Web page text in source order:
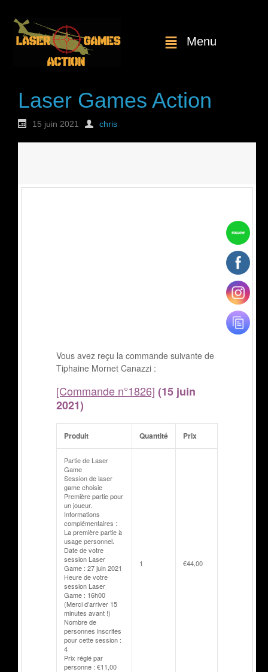
Menu
Laser Games Action
15 juin 2021 chris
Vous avez reçu la commande suivante de
Tiphaine Mornet Canazzi :
[Commande n°1826] (15 juin
2021)
Produit Quantité Prix
Partie de Laser
Game
Session de laser
game choisie
Première partie pour
un joueur.
Informations
complémentaires :
La première partie à
usage personnel.
Date de votre
session Laser
Game : 27 juin 2021
Heure de votre
session Laser
Game : 16h00
(Merci d’arriver 15
minutes avant !)
Nombre de
personnes inscrites
pour cette session :
4
Prix réglé par
personne : €11,00
1 €44,00